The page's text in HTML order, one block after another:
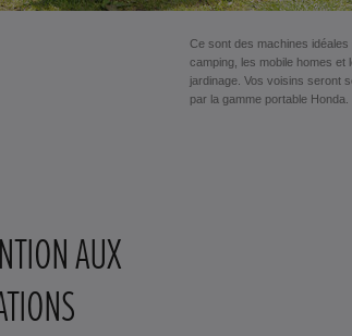
Ce sont des machines idéales
camping, les mobile homes et
jardinage. Vos voisins seront
par la gamme portable Honda.
AUX